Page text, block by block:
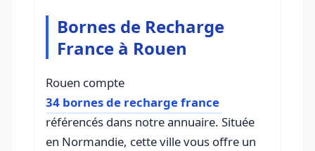
Bornes de Recharge
France à Rouen
Rouen compte
34 bornes de recharge france
référencés dans notre annuaire. Située
en Normandie, cette ville vous offre un